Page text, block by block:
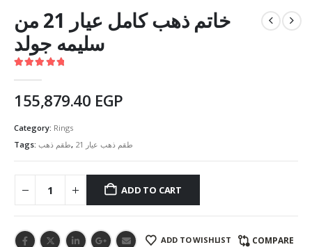
خاتم ذهب كامل عيار 21 من
سليمه جولد
155,879.40 EGP
Category: Rings
Tags: طقم ذهب, طقم ذهب عيار 21
ADD TO CART
ADD TO WISHLIST COMPARE